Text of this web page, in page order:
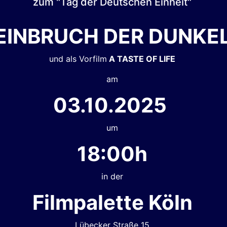
DER
und als Vorfilm A TASTE OF LIFE
am
03.10.2025
um
18:00h
in der
Filmpalette Köln
Lübecker Straße 15